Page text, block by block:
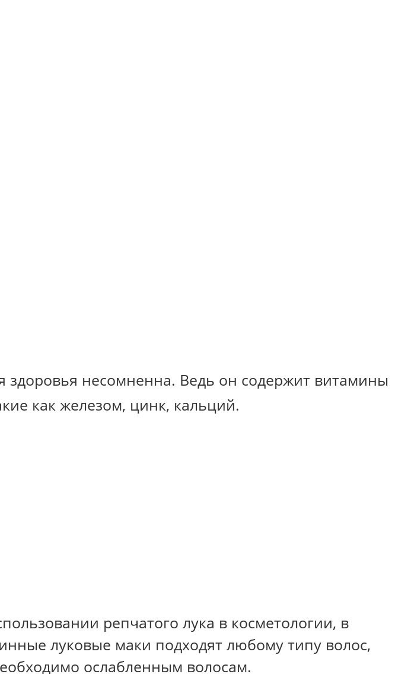
здоровья несомненна. Ведь он содержит витамины
как железом, цинк, кальций.
репчатого лука в косметологии, в
луковые маки подходят любому типу волос,
ослабленным волосам.